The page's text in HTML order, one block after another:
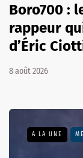
Boro700 :
rappeur
d’Éric
8 août 2026
A LA UNE